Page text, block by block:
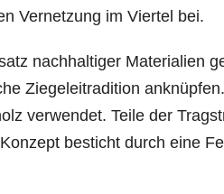
Vernetzung im Viertel bei.
nachhaltiger Materialien
Ziegeleitradition
verwendet. Teile der
besticht durch eine